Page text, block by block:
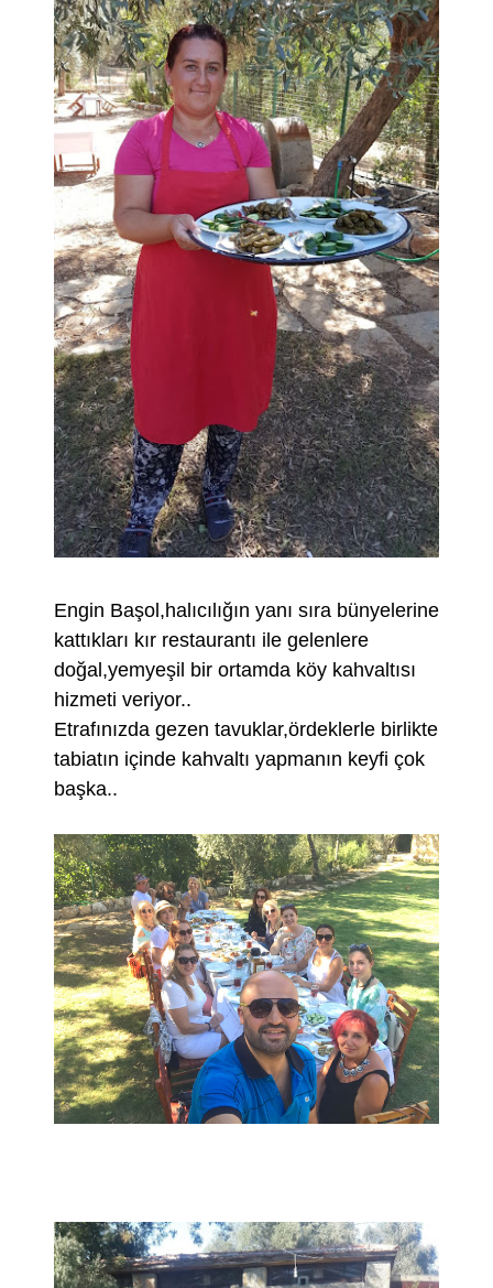
Engin Başol,halıcılığın yanı sıra bünyelerine
kattıkları kır restaurantı ile gelenlere
doğal,yemyeşil bir ortamda köy kahvaltısı
hizmeti veriyor..
Etrafınızda gezen tavuklar,ördeklerle birlikte
tabiatın içinde kahvaltı yapmanın keyfi çok
başka..